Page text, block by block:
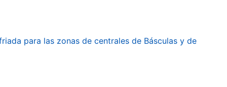
para las zonas de centrales de Básculas y de